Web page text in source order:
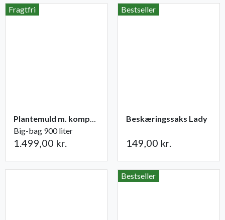
Fragtfri
Plantemuld m. kompost fra Champost
Big-bag 900 liter
1.499,00 kr.
Bestseller
Beskæringssaks Lady
149,00 kr.
Bestseller